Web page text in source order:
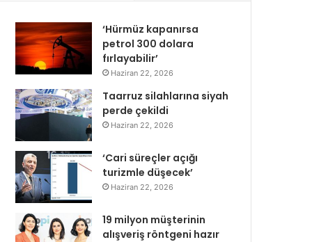
‘Hürmüz kapanırsa
petrol 300 dolara
fırlayabilir’
Haziran 22, 2026
Taarruz silahlarına siyah
perde çekildi
Haziran 22, 2026
‘Cari süreçler açığı
turizmle düşecek’
Haziran 22, 2026
19 milyon müşterinin
alışveriş röntgeni hazır